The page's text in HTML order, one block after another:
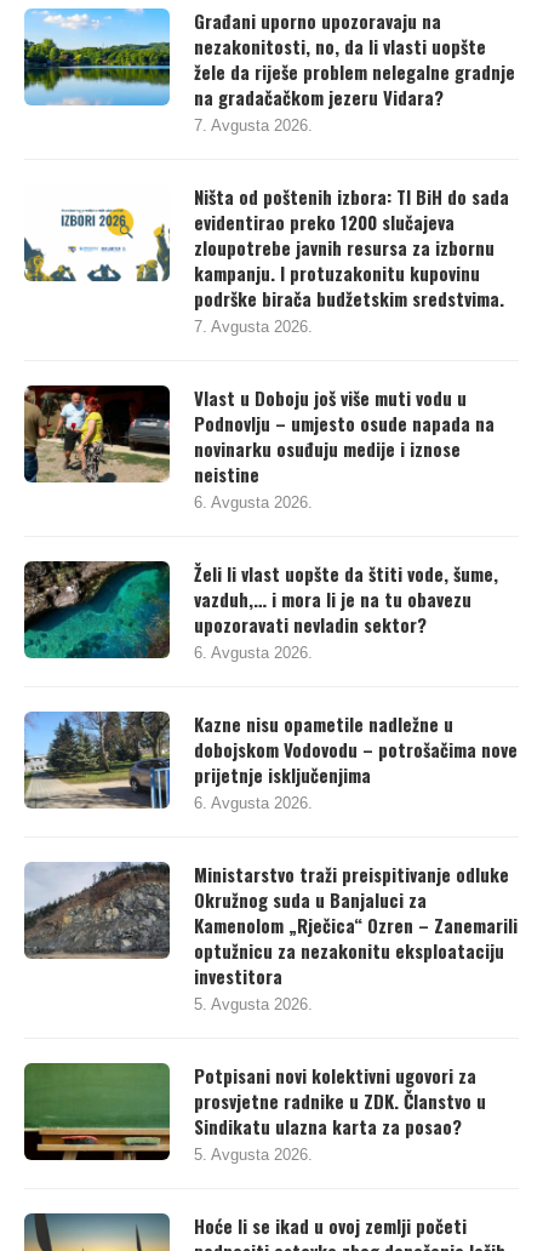
Građani uporno upozoravaju na
nezakonitosti, no, da li vlasti uopšte
žele da riješe problem nelegalne gradnje
na gradačačkom jezeru Vidara?
7. Avgusta 2026.
Ništa od poštenih izbora: TI BiH do sada
evidentirao preko 1200 slučajeva
zloupotrebe javnih resursa za izbornu
kampanju. I protuzakonitu kupovinu
podrške birača budžetskim sredstvima.
7. Avgusta 2026.
Vlast u Doboju još više muti vodu u
Podnovlju – umjesto osude napada na
novinarku osuđuju medije i iznose
neistine
6. Avgusta 2026.
Želi li vlast uopšte da štiti vode, šume,
vazduh,… i mora li je na tu obavezu
upozoravati nevladin sektor?
6. Avgusta 2026.
Kazne nisu opametile nadležne u
dobojskom Vodovodu – potrošačima nove
prijetnje isključenjima
6. Avgusta 2026.
Ministarstvo traži preispitivanje odluke
Okružnog suda u Banjaluci za
Kamenolom „Rječica“ Ozren – Zanemarili
optužnicu za nezakonitu eksploataciju
investitora
5. Avgusta 2026.
Potpisani novi kolektivni ugovori za
prosvjetne radnike u ZDK. Članstvo u
Sindikatu ulazna karta za posao?
5. Avgusta 2026.
Hoće li se ikad u ovoj zemlji početi